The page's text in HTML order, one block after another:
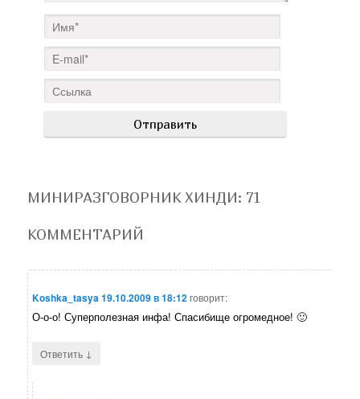
МИНИРАЗГОВОРНИК ХИНДИ: 71
КОММЕНТАРИЙ
Koshka_tasya19.10.2009 в 18:12говорит:
О-о-о! Суперполезная инфа! Спасибище огромедное! 🙂
Ответить ↓